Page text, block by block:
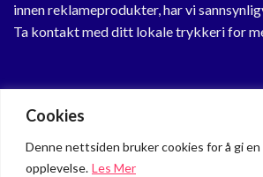
Cookies
Denne nettsiden bruker cookies for å gi
opplevelse. Les Mer
innen reklameprodukter, har vi
Ta kontakt med ditt lokale trykkeri for
KUNDESENTER
Min Profil